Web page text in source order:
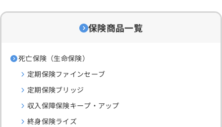
保険商品一覧
死亡保険（生命保険）
定期保険ファインセーブ
定期保険ブリッジ
収入保障保険キープ・アップ
終身保険ライズ